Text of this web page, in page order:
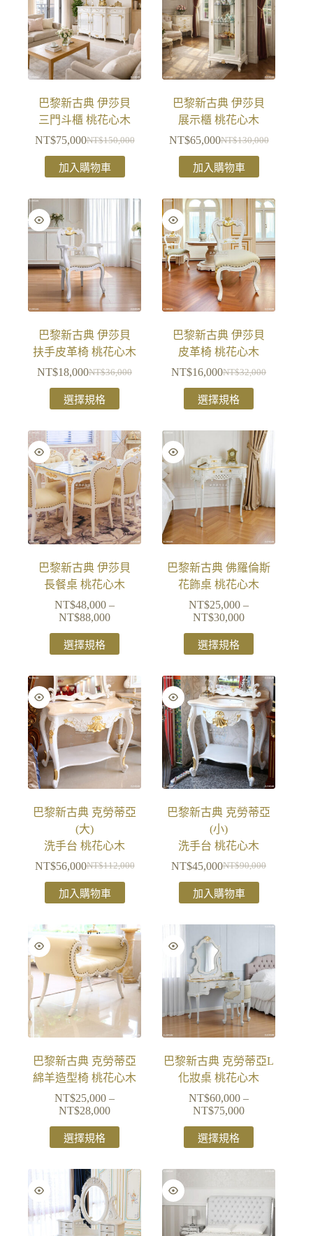
巴黎新古典 伊莎貝
三門斗櫃 桃花心木
NT$150,000
NT$75,000
加入購物車
巴黎新古典 伊莎貝
展示櫃 桃花心木
NT$130,000
NT$65,000
加入購物車
巴黎新古典 伊莎貝
扶手皮革椅 桃花心木
NT$36,000
NT$18,000
選擇規格
巴黎新古典 伊莎貝
皮革椅 桃花心木
NT$32,000
NT$16,000
選擇規格
巴黎新古典 伊莎貝
長餐桌 桃花心木
NT$48,000 –
NT$88,000
選擇規格
巴黎新古典 佛羅倫斯
花飾桌 桃花心木
NT$25,000 –
NT$30,000
選擇規格
巴黎新古典 克勞蒂亞
(大)
洗手台 桃花心木
NT$112,000
NT$56,000
加入購物車
巴黎新古典 克勞蒂亞
(小)
洗手台 桃花心木
NT$90,000
NT$45,000
加入購物車
巴黎新古典 克勞蒂亞
綿羊造型椅 桃花心木
NT$25,000 –
NT$28,000
選擇規格
巴黎新古典 克勞蒂亞L
化妝桌 桃花心木
NT$60,000 –
NT$75,000
選擇規格